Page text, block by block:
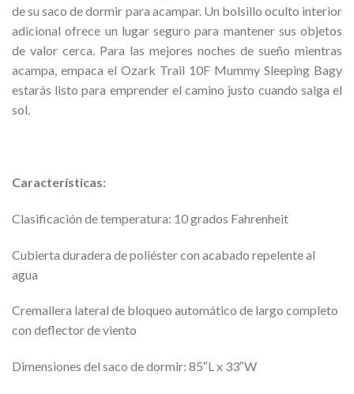
de su saco de dormir para acampar. Un bolsillo oculto interior
adicional ofrece un lugar seguro para mantener sus objetos
de valor cerca. Para las mejores noches de sueño mientras
acampa, empaca el Ozark Trail 10F Mummy Sleeping Bagy
estarás listo para emprender el camino justo cuando salga el
sol.
Características:
Clasificación de temperatura: 10 grados Fahrenheit
Cubierta duradera de poliéster con acabado repelente al
agua
Cremallera lateral de bloqueo automático de largo completo
con deflector de viento
Dimensiones del saco de dormir: 85″L x 33″W